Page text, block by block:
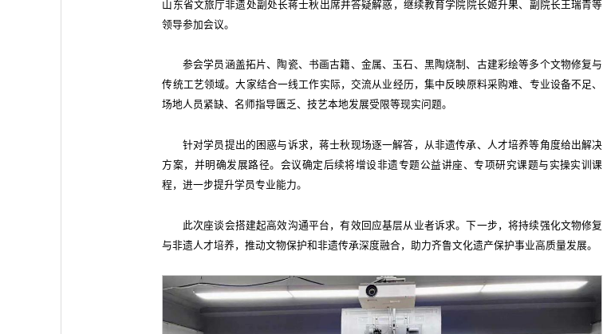
山东省文旅厅非遗处副处长蒋士秋出席并答疑解惑，继续教育学院院长姬升果、副院长王瑞青等
领导参加会议。
参会学员涵盖拓片、陶瓷、书画古籍、金属、玉石、黑陶烧制、古建彩绘等多个文物修复与
传统工艺领域。大家结合一线工作实际，交流从业经历，集中反映原料采购难、专业设备不足、
场地人员紧缺、名师指导匮乏、技艺本地发展受限等现实问题。
针对学员提出的困惑与诉求，蒋士秋现场逐一解答，从非遗传承、人才培养等角度给出解决
方案，并明确发展路径。会议确定后续将增设非遗专题公益讲座、专项研究课题与实操实训课
程，进一步提升学员专业能力。
此次座谈会搭建起高效沟通平台，有效回应基层从业者诉求。下一步，将持续强化文物修复
与非遗人才培养，推动文物保护和非遗传承深度融合，助力齐鲁文化遗产保护事业高质量发展。